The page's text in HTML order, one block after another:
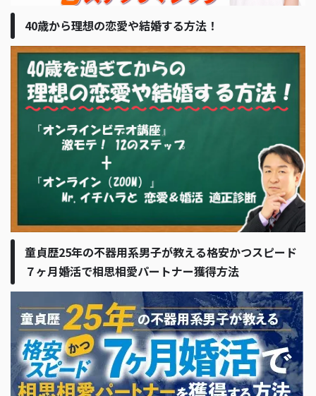
40歳から理想の恋愛や結婚する方法！
童貞歴25年の不器用系男子が教える格安かつスピード
７ヶ月婚活で相思相愛パートナー獲得方法